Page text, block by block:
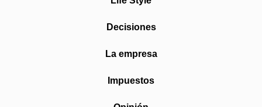
Decisiones
La empresa
Impuestos